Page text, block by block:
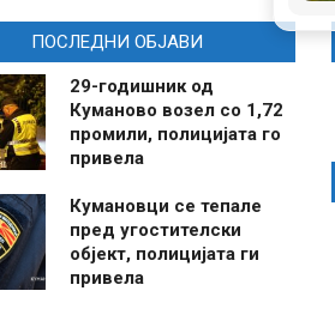
ПОСЛЕДНИ ОБЈАВИ
29-годишник од
Куманово возел со 1,72
промили, полицијата го
привела
Кумановци се тепале
пред угостителски
објект, полицијата ги
привела